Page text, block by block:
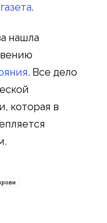
.
нашла
. Все дело
которая в